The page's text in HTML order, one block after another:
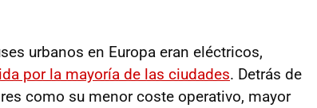
urbanos en Europa eran eléctricos,
por la mayoría de las ciudades. Detrás de
como su menor coste operativo, mayor